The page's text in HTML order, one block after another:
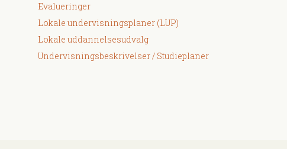
Evalueringer
Lokale undervisningsplaner (LUP)
Lokale uddannelsesudvalg
Undervisningsbeskrivelser / Studieplaner